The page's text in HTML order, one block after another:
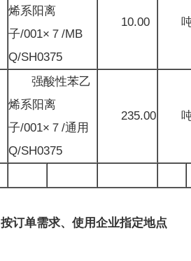
烯系阳离
子/001×７/MB
Q/SH0375
10.00
强酸性苯乙
烯系阳离
子/001×７/通用
Q/SH0375
235.00
按订单需求、使用企业指定地点